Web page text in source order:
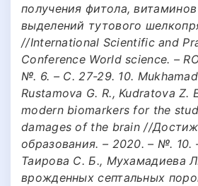
получения фитола,
выделений тутового
//International Scientific and
Conference World science. –
№. 6. – С. 27-29. 10.
Rustamova G. R., Kudratova Z.
modern biomarkers for the
damages of the brain //
образования. – 2020. – №. 10.
Таирова С. Б., Мухамадиева
врожденных септальных